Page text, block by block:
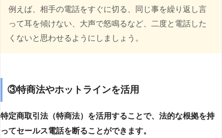
例えば、相手の電話をすぐに切る、同じ事を繰り返し言
って耳を傾けない、大声で怒鳴るなど、二度と電話した
くないと思わせるようにしましょう。
③特商法やホットラインを活用
特定商取引法（特商法）を活用することで、法的な根拠を持
ってセールス電話を断ることができます。